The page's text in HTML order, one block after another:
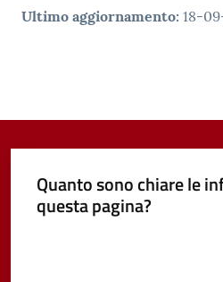
Ultimo aggiornamento: 18-
Quanto sono chiare le
questa pagina?